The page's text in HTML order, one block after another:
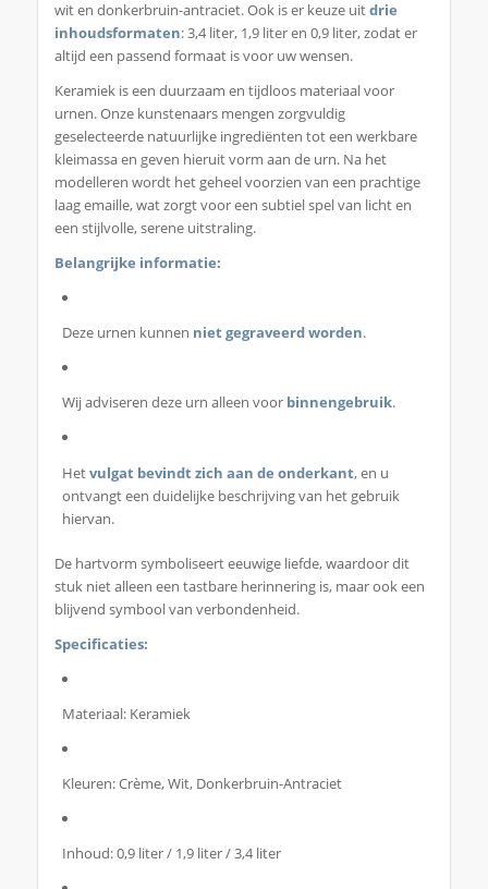
wit en donkerbruin-antraciet. Ook is er keuze uitdrie
inhoudsformaten: 3,4 liter, 1,9 liter en 0,9 liter, zodat er
altijd een passend formaat is voor uw wensen.
Keramiek is een duurzaam en tijdloos materiaal voor
urnen. Onze kunstenaars mengen zorgvuldig
geselecteerde natuurlijke ingrediënten tot een werkbare
kleimassa en geven hieruit vorm aan de urn. Na het
modelleren wordt het geheel voorzien van een prachtige
laag emaille, wat zorgt voor een subtiel spel van licht en
een stijlvolle, serene uitstraling.
Belangrijke informatie:
Deze urnen kunnen niet gegraveerd worden.
Wij adviseren deze urn alleen voor binnengebruik.
Hetvulgat bevindt zich aan de onderkant, en u
ontvangt een duidelijke beschrijving van het gebruik
hiervan.
De hartvorm symboliseert eeuwige liefde, waardoor dit
stuk niet alleen een tastbare herinnering is, maar ook een
blijvend symbool van verbondenheid.
Specificaties:
Materiaal: Keramiek
Kleuren: Crème, Wit, Donkerbruin-Antraciet
Inhoud: 0,9 liter / 1,9 liter / 3,4 liter